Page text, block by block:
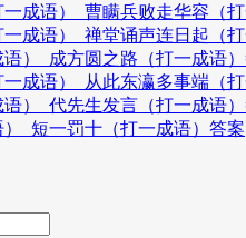
成语）_曹瞒兵败走华容（
成语）_禅堂诵声连日起（
）_成方圆之路（打一成语
成语）_从此东瀛多事端（
）_代先生发言（打一成语
_短一罚十（打一成语）答案